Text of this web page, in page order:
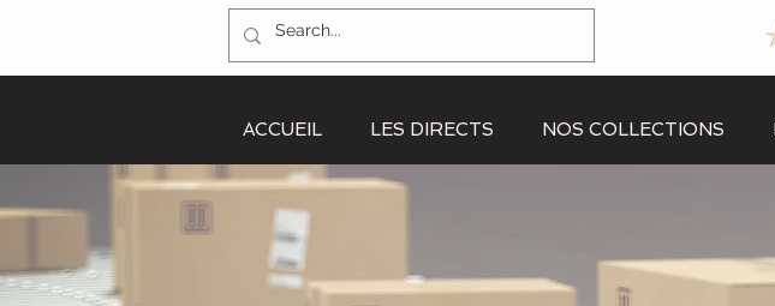
ACCUEIL LES DIRECTS NOS COLLECTIONS